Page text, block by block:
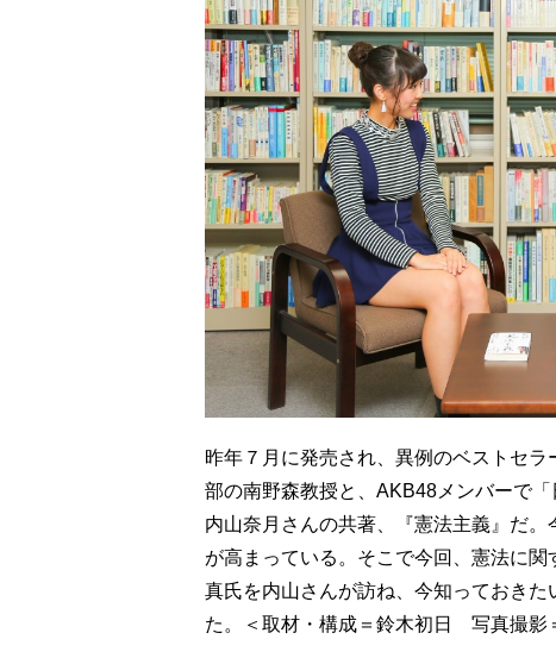
昨年７月に発売され、異例のベストセ
部の南野森教授と、AKB48メンバーで
内山奈月さんの共著、『憲法主義』だ
が高まっている。そこで今回、憲法に
真氏を内山さんが訪ね、今知っておき
た。＜取材・構成＝鈴木初日 写真撮影